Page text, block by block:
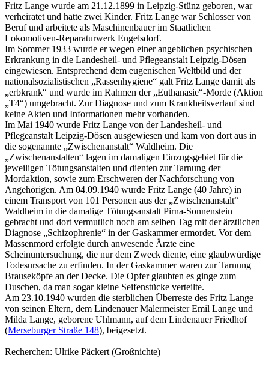
Fritz Lange wurde am 21.12.1899 in Leipzig-Stünz geboren, war
verheiratet und hatte zwei Kinder. Fritz Lange war Schlosser von
Beruf und arbeitete als Maschinenbauer im Staatlichen
Lokomotiven-Reparaturwerk Engelsdorf.
Im Sommer 1933 wurde er wegen einer angeblichen psychischen
Erkrankung in die Landesheil- und Pflegeanstalt Leipzig-Dösen
eingewiesen. Entsprechend dem eugenischen Weltbild und der
nationalsozialistischen „Rassenhygiene“ galt Fritz Lange damit als
„erbkrank“ und wurde im Rahmen der „Euthanasie“-Morde (Aktion
„T4“) umgebracht. Zur Diagnose und zum Krankheitsverlauf sind
keine Akten und Informationen mehr vorhanden.
Im Mai 1940 wurde Fritz Lange von der Landesheil- und
Pflegeanstalt Leipzig-Dösen ausgewiesen und kam von dort aus in
die sogenannte „Zwischenanstalt“ Waldheim. Die
„Zwischenanstalten“ lagen im damaligen Einzugsgebiet für die
jeweiligen Tötungsanstalten und dienten zur Tarnung der
Mordaktion, sowie zum Erschweren der Nachforschung von
Angehörigen. Am 04.09.1940 wurde Fritz Lange (40 Jahre) in
einem Transport von 101 Personen aus der „Zwischenanstalt“
Waldheim in die damalige Tötungsanstalt Pirna-Sonnenstein
gebracht und dort vermutlich noch am selben Tag mit der ärztlichen
Diagnose „Schizophrenie“ in der Gaskammer ermordet. Vor dem
Massenmord erfolgte durch anwesende Ärzte eine
Scheinuntersuchung, die nur dem Zweck diente, eine glaubwürdige
Todesursache zu erfinden. In der Gaskammer waren zur Tarnung
Brauseköpfe an der Decke. Die Opfer glaubten es ginge zum
Duschen, da man sogar kleine Seifenstücke verteilte.
Am 23.10.1940 wurden die sterblichen Überreste des Fritz Lange
von seinen Eltern, dem Lindenauer Malermeister Emil Lange und
Milda Lange, geborene Uhlmann, auf dem Lindenauer Friedhof
(Merseburger Straße 148), beigesetzt.
Recherchen: Ulrike Päckert (Großnichte)